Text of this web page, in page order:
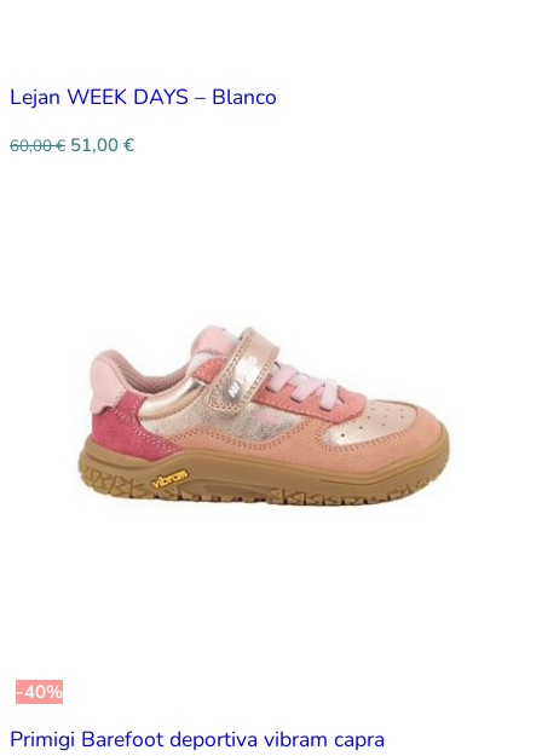
Lejan WEEK DAYS – Blanco
60,00€ 51,00 €
-40%
Primigi Barefoot deportiva vibram capra